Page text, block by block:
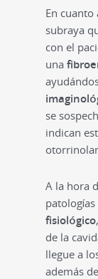
En cuanto
subraya
con el
una
se
indican
A la hora
fisiológico
de la
llegue a
además